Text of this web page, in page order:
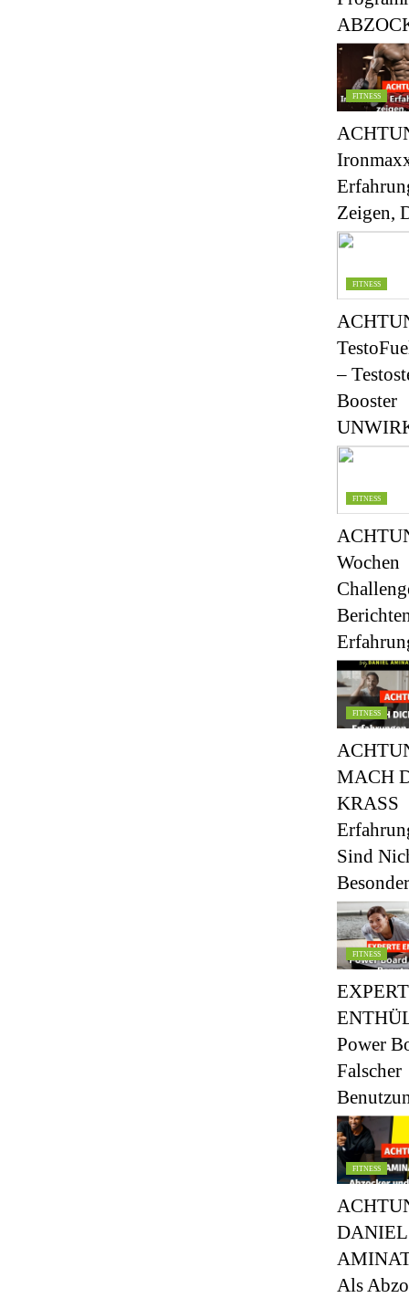
FITNESS
Zeigen,
FITNESS
–
Booster
FITNESS
Wochen
FITNESS
MACH
KRASS
Sind
FITNESS
Power
Falscher
FITNESS
DANIEL
Als